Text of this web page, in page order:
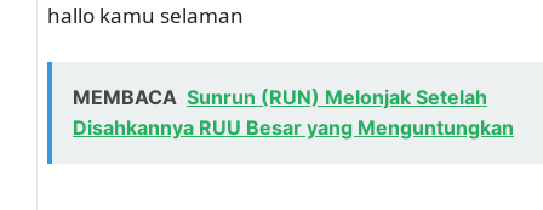
hallo kamu selaman
MEMBACA Sunrun (RUN) Melonjak Setelah
Disahkannya RUU Besar yang Menguntungkan